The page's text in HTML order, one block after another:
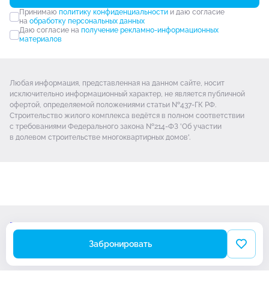
Принимаю политику конфиденциальностии даю согласие
на обработку персональных данных
Даю согласие на получение рекламно-информационных
материалов
Любая информация, представленная на данном сайте, носит
исключительно информационный характер, не является публичной
офертой, определяемой положениями статьи №437-ГК РФ.
Строительство жилого комплекса ведётся в полном соответствии
с требованиями Федерального закона №214-ФЗ 'Об участии
в долевом строительстве многоквартирных домов'.
Проектная декларация
Политика обработки Cookie-файлов
Разработано
Забронировать